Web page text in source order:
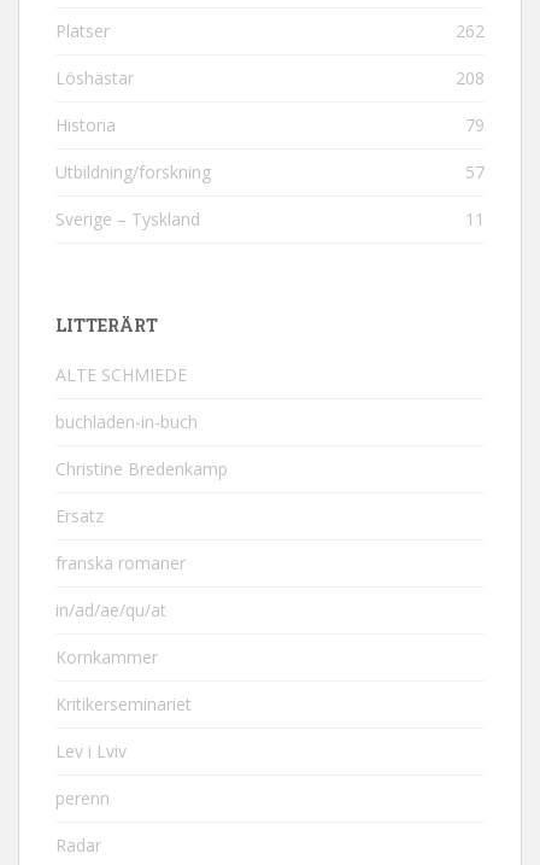
Platser 262
Löshästar 208
Historia 79
Utbildning/forskning 57
Sverige – Tyskland 11
LITTERÄRT
ALTE SCHMIEDE
buchladen-in-buch
Christine Bredenkamp
Ersatz
franska romaner
in/ad/ae/qu/at
Kornkammer
Kritikerseminariet
Lev i Lviv
perenn
Radar